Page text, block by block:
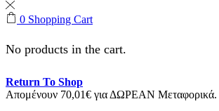
0 Shopping Cart
No products in the cart.
Return To Shop
Απομένουν 70,01€ για ΔΩΡΕΑΝ Μεταφορικά.